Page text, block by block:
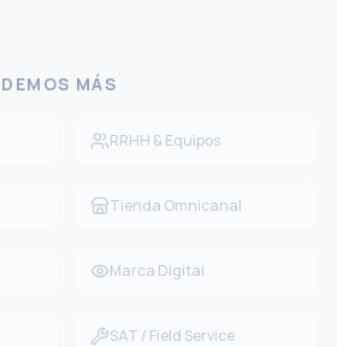
MÁS
RRHH & Equipos
Tienda Omnicanal
Marca Digital
SAT / Field Service